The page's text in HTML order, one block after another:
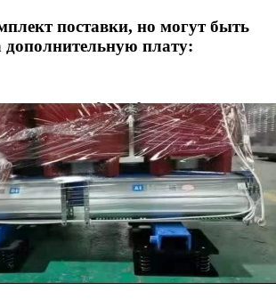
поставки, но могут быть
плату: